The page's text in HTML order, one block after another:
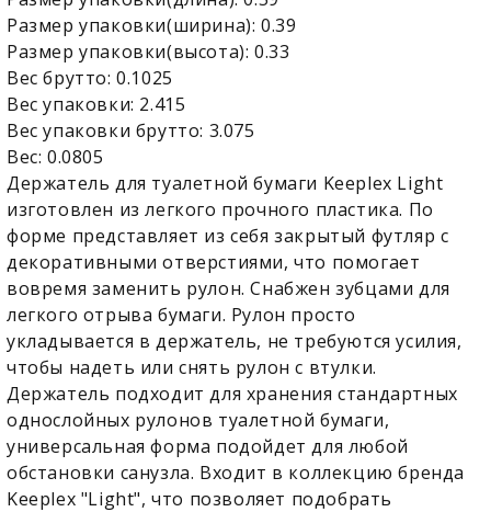
Размер упаковки(ширина): 0.39
Размер упаковки(высота): 0.33
Вес брутто: 0.1025
Вес упаковки: 2.415
Вес упаковки брутто: 3.075
Вес: 0.0805
Держатель для туалетной бумаги Keeplex Light
изготовлен из легкого прочного пластика. По
форме представляет из себя закрытый футляр c
декоративными отверстиями, что помогает
вовремя заменить рулон. Снабжен зубцами для
легкого отрыва бумаги. Рулон просто
укладывается в держатель, не требуются усилия,
чтобы надеть или снять рулон с втулки.
Держатель подходит для хранения стандартных
однослойных рулонов туалетной бумаги,
универсальная форма подойдет для любой
обстановки санузла. Входит в коллекцию бренда
Keeplex "Light", что позволяет подобрать